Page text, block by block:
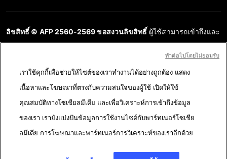
ลิขสิทธิ์ © AFP 2560-2569 ขอสงวนลิขสิทธิ์ ผู้ใช้สามารถเข้าถึงและ
นำเนื้อหาบนเว็บไซต์ของ AFP ไปเผยแพร่ต่อโดยไม่ได้รับอนุญาตก่อน
ในวัตถุประสงค์อื่น โดยเฉพาะการนำไปผลิตซ้ำ การใช้เพื่อสื่อสารกับ
สาธารณะ หรือการเผยแพร่เนื้อหาบนเว็บไซต์ ทั้งในบางส่วนหรือ
ทั้งหมด โดย AFP ไม่ได้รับสิทธิ์ใดๆ จากเจ้าของลิขสิทธิ์สำหรับเนื้อหา
ของบุคคลที่สามนี้และจะไม่รับผิดชอบใดๆ ในเรื่องนี้ AFP และ
สัญลักษณ์เป็นเครื่องหมายที่ได้รับการจดทะเบียนการค้า
เราใช้คุกกี้เพื่อช่วยให้ไซต์ของเราทำงานได้อย่างถูกต้อง แสดง
เนื้อหาและโฆษณาที่ตรงกับความสนใจของผู้ใช้ เปิดให้ใช้
คุณสมบัติทางโซเชียลมีเดีย และเพื่อวิเคราะห์การเข้าถึงข้อมูล
ของเรา เรายังแบ่งปันข้อมูลการใช้งานไซต์กับพาร์ทเนอร์โซเชีย
ลมีเดีย การโฆษณาและพาร์ทเนอร์การวิเคราะห์ของเราอีกด้วย
ทําต่อไปโดยไม่ยอมรับ